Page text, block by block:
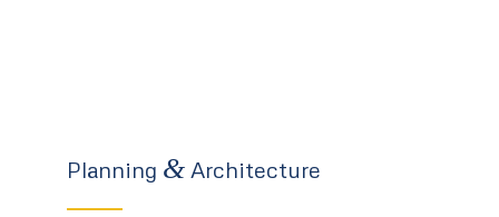
Planning & Architecture